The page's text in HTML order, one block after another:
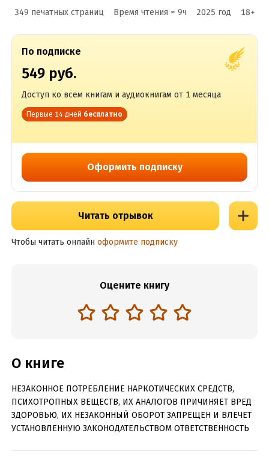
349 печатных страниц Время чтения ≈ 9ч 2025 год 18+
По подписке
549 руб.
Доступ ко всем книгам и аудиокнигам от 1 месяца
Первые 14 дней бесплатно
Оформить подписку
Читать отрывок
Чтобы читать онлайн оформите подписку
Оцените книгу
О книге
НЕЗАКОННОЕ ПОТРЕБЛЕНИЕ НАРКОТИЧЕСКИХ СРЕДСТВ,
ПСИХОТРОПНЫХ ВЕЩЕСТВ, ИХ АНАЛОГОВ ПРИЧИНЯЕТ ВРЕД
ЗДОРОВЬЮ, ИХ НЕЗАКОННЫЙ ОБОРОТ ЗАПРЕЩЕН И ВЛЕЧЕТ
УСТАНОВЛЕННУЮ ЗАКОНОДАТЕЛЬСТВОМ ОТВЕТСТВЕННОСТЬ